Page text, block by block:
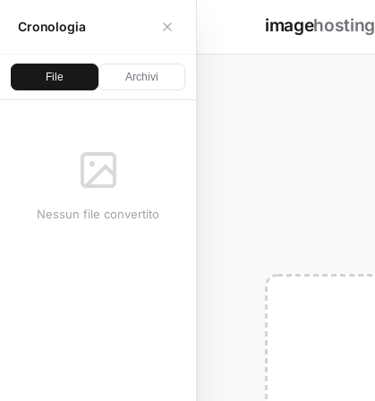
imagehosting
Cronologia
File Archivi
Nessun file convertito